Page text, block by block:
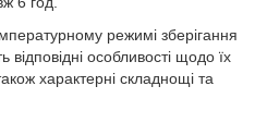
режимі зберігання
особливості щодо їх
характерні складнощі та